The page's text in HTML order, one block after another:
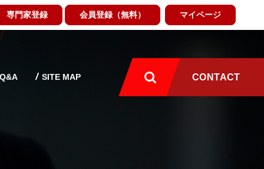
専門家登録 会員登録（無料） マイページ
SITE MAP CONTACT